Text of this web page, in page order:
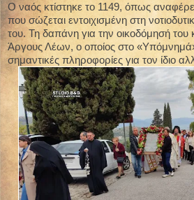
Ο ναός κτίστηκε το 1149, όπως
που σώζεται εντοιχισμένη στη
του. Τη δαπάνη για την οικοδόμησή
Άργους Λέων, ο οποίος στο
σημαντικές πληροφορίες για τον ίδιο